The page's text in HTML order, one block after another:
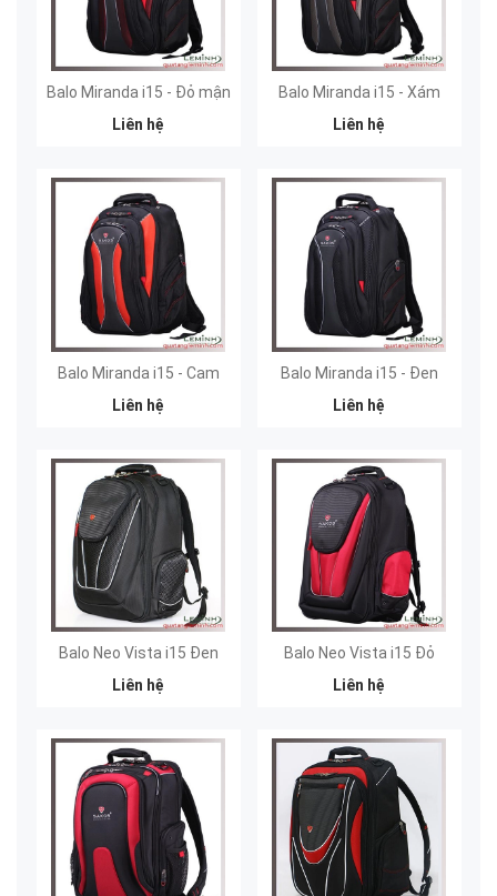
Balo Miranda i15 - Đỏ mận
Liên hệ
Balo Miranda i15 - Xám
Liên hệ
Balo Miranda i15 - Cam
Liên hệ
Balo Miranda i15 - Đen
Liên hệ
Balo Neo Vista i15 Đen
Liên hệ
Balo Neo Vista i15 Đỏ
Liên hệ